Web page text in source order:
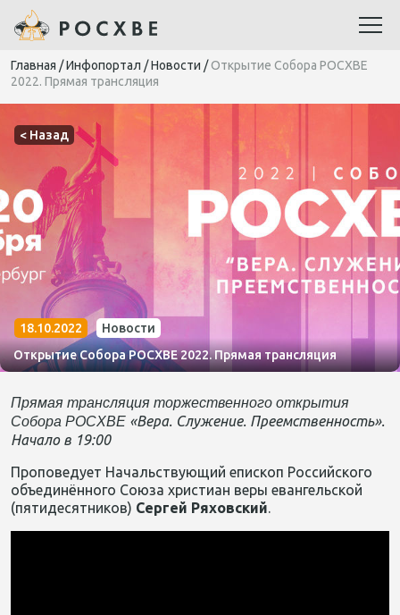
Главная /Инфопортал /Новости /Открытие Собора РОСХВЕ
2022. Прямая трансляция
< Назад
18.10.2022
Новости
Открытие Собора РОСХВЕ 2022. Прямая трансляция
Прямая трансляция торжественного открытия
Собора РОСХВЕ «Вера. Служение. Преемственность».
Начало в 19:00
Проповедует Начальствующий епископ Российского
объединённого Союза христиан веры евангельской
(пятидесятников) Сергей Ряховский.